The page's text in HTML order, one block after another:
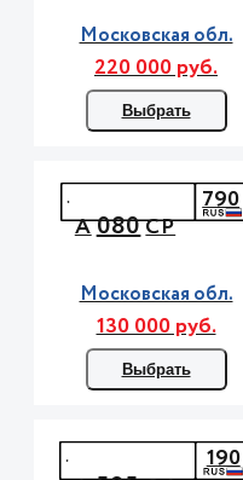
Московская обл.
220 000 руб.
Выбрать
А080СР
790
Московская обл.
130 000 руб.
Выбрать
190